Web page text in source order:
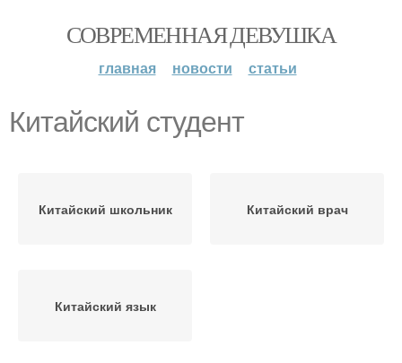
СОВРЕМЕННАЯ ДЕВУШКА
главная новости статьи
Китайский студент
Китайский школьник Китайский врач
Китайский язык